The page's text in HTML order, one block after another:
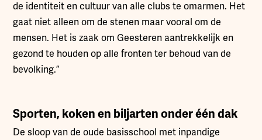
de identiteit en cultuur van alle clubs te omarmen. Het
gaat niet alleen om de stenen maar vooral om de
mensen. Het is zaak om Geesteren aantrekkelijk en
gezond te houden op alle fronten ter behoud van de
bevolking.”
Sporten, koken en biljarten onder één dak
De sloop van de oude basisschool met inpandige